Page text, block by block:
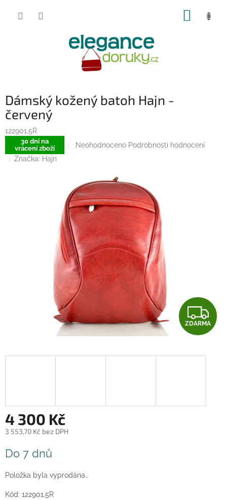
Dámský kožený batoh Hajn -
červený
122901.5R
30 dní na
vrácení zboží
Průměrné
0,0
z
5
hvězdiček.
Neohodnoceno Podrobnosti hodnocení
Značka: Hajn
Z
D
ZDARMA
4 300 Kč
3 553,70 Kč bez DPH
cena:
Do 7 dnů
Položka byla vyprodána…
Kód: 122901.5R